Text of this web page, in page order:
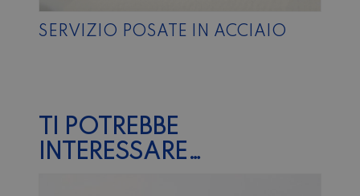
SERVIZIO POSATE IN ACCIAIO
TI POTREBBE
INTERESSARE…